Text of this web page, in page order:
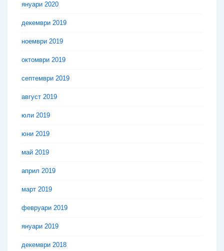
януари 2020
декември 2019
ноември 2019
октомври 2019
септември 2019
август 2019
юли 2019
юни 2019
май 2019
април 2019
март 2019
февруари 2019
януари 2019
декември 2018